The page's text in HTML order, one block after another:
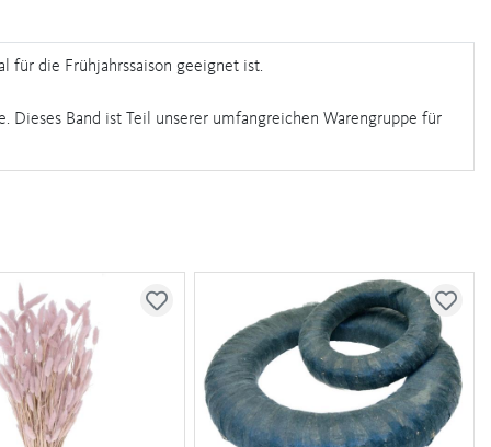
für die Frühjahrssaison geeignet ist.
Band ist Teil unserer umfangreichen Warengruppe für